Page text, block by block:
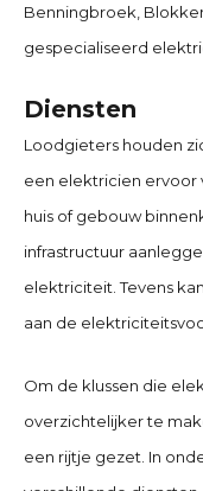
Benningbroek,
gespecialiseerd
Diensten
Loodgieters houden
een elektricien ervoor
huis of gebouw
infrastructuur
elektriciteit. Tevens
aan de
Om de klussen die
overzichtelijker te
een rijtje gezet. In